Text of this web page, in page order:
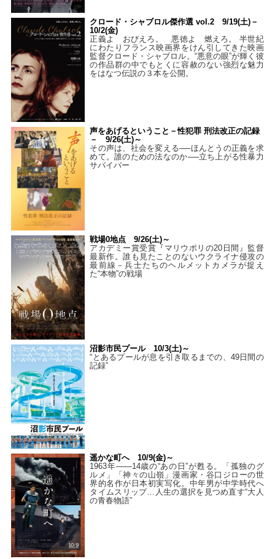
クロード・シャブロル傑作選 vol.2 9/19(土)－
10/2(金)
正義よ おびえろ。 悪徳よ 燃えろ。 半世紀
にわたりフランス映画界をけん引してきた映画
監督クロード・シャブロル。“悪意の眼”が輝く彼
の作品群の中でもとくに容赦のない強烈な魅力
をはなつ伝説の３本を公開。
声をあげるということ－性犯罪 刑法改正の記録
－ 9/26(土)～
その声は、社会を変える──ほんとうの正義を求
めて。誰のための法なのか──立ち上がる性暴力
サバイバー
戦場0地点 9/26(土)～
アカデミー賞受賞『マリウポリの20日間』監督
最新作。誰も見たことのないウクライナ侵攻の
最前線－兵士たちのヘルメットカメラが捉え
た“本物”の戦場
沼影市民プール 10/3(土)～
“とあるプールが息を引き取るまでの、49日間の
記録”
遥かな町へ 10/9(金)～
1963年――14歳の“あの日”が甦る。「孤独のグ
ルメ」「神々の山嶺」漫画家・谷口ジローの世
界的名作が日本初実写化。中年男が中学時代へ
タイムスリップ…人生の選択を見つめ直す“大人
の青春物語”